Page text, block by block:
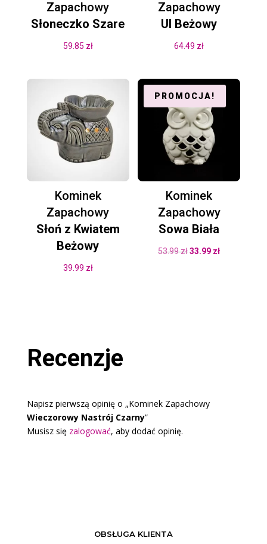
Zapachowy
Słoneczko Szare
59.85 zł
Zapachowy
Ul Beżowy
64.49 zł
Kominek
Zapachowy
Słoń z Kwiatem
Beżowy
39.99 zł
PROMOCJA!
Kominek
Zapachowy
Sowa Biała
53.99złPierwotna
33.99 złAktualna
Recenzje
Napisz pierwszą opinię o „Kominek Zapachowy
Wieczorowy Nastrój Czarny”
Musisz się zalogować, aby dodać opinię.
OBSŁUGA KLIENTA